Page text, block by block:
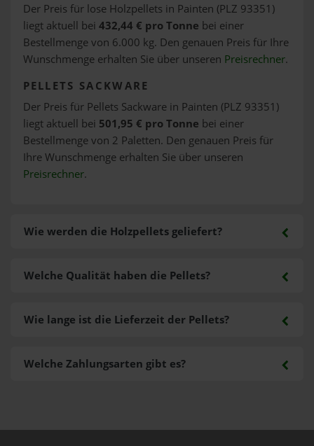
Der Preis für lose Holzpellets in Painten (PLZ 93351)
liegt aktuell bei 432,44 € pro Tonne bei einer
Bestellmenge von 6.000 kg. Den genauen Preis für Ihre
Wunschmenge erhalten Sie über unseren Preisrechner.
PELLETS SACKWARE
Der Preis für Pellets Sackware in Painten (PLZ 93351)
liegt aktuell bei 501,95 € pro Tonne bei einer
Bestellmenge von 2 Paletten. Den genauen Preis für
Ihre Wunschmenge erhalten Sie über unseren
Preisrechner.
Wie werden die Holzpellets geliefert?
Welche Zahlungsarten gibt es?
Welche Qualität haben die Pellets?
Wie lange ist die Lieferzeit der Pellets?